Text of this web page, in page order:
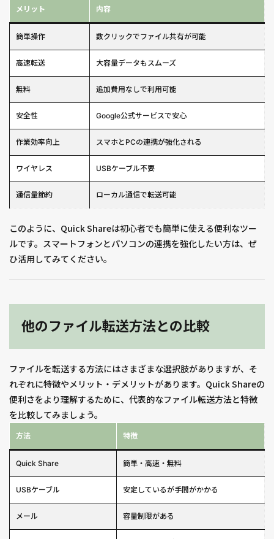
メリット 内容
簡単操作 数クリックでファイル共有が可能
高速転送 大容量データもスムーズ
無料 追加費用なしで利用可能
安全性 Google公式サービスで安心
作業効率向上 スマホとPCの連携が強化される
ワイヤレス USBケーブル不要
通信量節約 ローカル通信で転送可能
このように、Quick Shareは初心者でも簡単に使える便利なツー
ルです。スマートフォンとパソコンの連携を強化したい方は、ぜ
ひ活用してみてください。
他のファイル転送方法との比較
ファイルを転送する方法にはさまざまな選択肢がありますが、そ
れぞれに特徴やメリット・デメリットがあります。Quick Shareの
便利さをより理解するために、代表的なファイル転送方法と特徴
を比較してみましょう。
方法 特徴
Quick Share 簡単・高速・無料
USBケーブル 安定しているが手間がかかる
メール 容量制限がある